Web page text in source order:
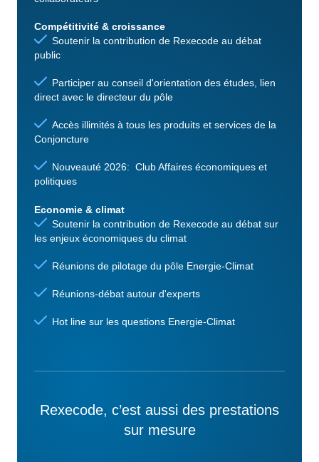
Compétitivité & croissance
Soutenir la contribution de Rexecode au débat
public
Participer au conseil d'orientation des études, lien
direct avec le directeur du pôle
Accès illimités à tous les produits et services de la
Conjoncture
Nouveauté 2026: Club Affaires économiques et
politiques
Economie & climat
Soutenir la contribution de Rexecode au débat sur
les enjeux économiques du climat
Réunions de pilotage du pôle Energie-Climat
Réunions-débat autour d'experts
Hot line sur les questions Energie-Climat
Rexecode, c’est aussi des prestations
sur mesure